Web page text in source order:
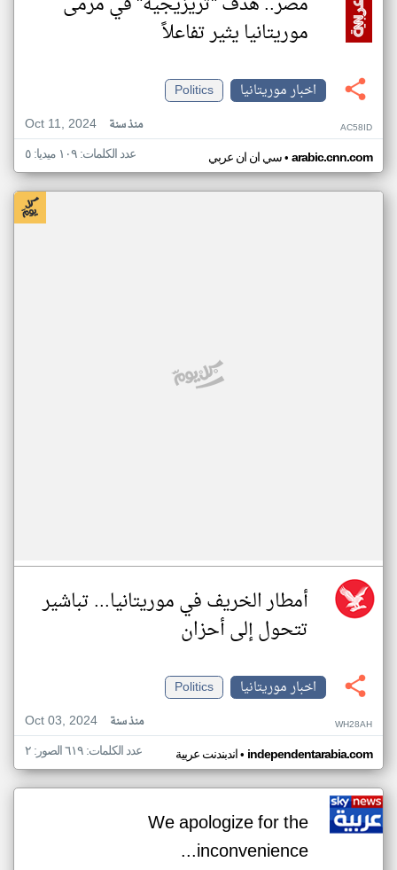
موريتانيا يثير تفاعلاً
اخبار موريتانيا
Politics
Oct 11, 2024
منذ سنة AC58ID
سي ان ان عربي• arabic.cnn.com عدد الكلمات: ١٠٩ ميديا: ٥
أمطار الخريف في موريتانيا... تباشير
تتحول إلى أحزان
اخبار موريتانيا
Politics
Oct 03, 2024
منذ سنة WH28AH
اندبندنت عربية• independentarabia.com عدد الكلمات: ٦١٩ الصور: ٢
We apologize for the
inconvenience...